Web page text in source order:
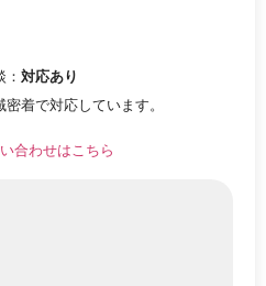
対応あり
着で対応しています。
合わせはこちら